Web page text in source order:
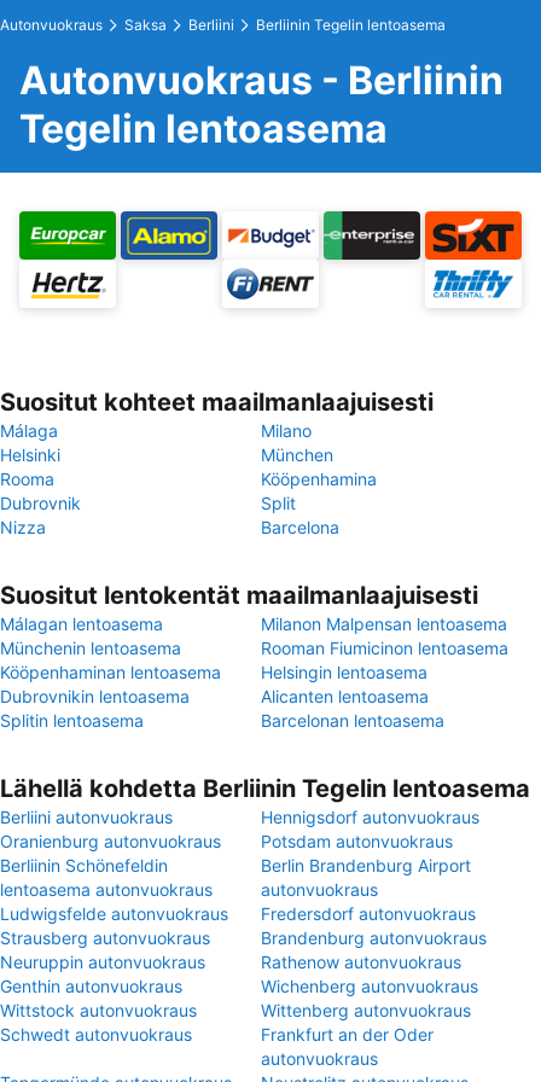
Autonvuokraus Saksa Berliini Berliinin Tegelin lentoasema
Autonvuokraus - Berliinin
Tegelin lentoasema
Suositut kohteet maailmanlaajuisesti
Málaga
Milano
Helsinki
München
Rooma
Kööpenhamina
Dubrovnik
Split
Nizza
Barcelona
Suositut lentokentät maailmanlaajuisesti
Málagan lentoasema
Milanon Malpensan lentoasema
Münchenin lentoasema
Rooman Fiumicinon lentoasema
Kööpenhaminan lentoasema
Helsingin lentoasema
Dubrovnikin lentoasema
Alicanten lentoasema
Splitin lentoasema
Barcelonan lentoasema
Lähellä kohdetta Berliinin Tegelin lentoasema
Berliini autonvuokraus
Hennigsdorf autonvuokraus
Oranienburg autonvuokraus
Potsdam autonvuokraus
Berliinin Schönefeldin
lentoasema autonvuokraus
Berlin Brandenburg Airport
autonvuokraus
Ludwigsfelde autonvuokraus
Fredersdorf autonvuokraus
Strausberg autonvuokraus
Brandenburg autonvuokraus
Neuruppin autonvuokraus
Rathenow autonvuokraus
Genthin autonvuokraus
Wichenberg autonvuokraus
Wittstock autonvuokraus
Wittenberg autonvuokraus
Schwedt autonvuokraus
Frankfurt an der Oder
autonvuokraus